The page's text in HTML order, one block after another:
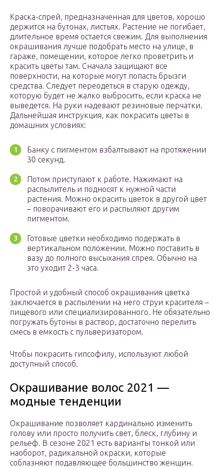
Краска-спрей, предназначенная для цветов, хорошо
держится на бутонах, листьях. Растение не погибает,
длительное время остается свежим. Для выполнения
окрашивания лучше подобрать место на улице, в
гараже, помещении, которое легко проветрить и
красить цветы там. Сначала защищают все
поверхности, на которые могут попасть брызги
средства. Следует переодеться в старую одежду,
которую будет не жалко выбросить, если краска не
выведется. На руки надевают резиновые перчатки.
Дальнейшая инструкция, как покрасить цветы в
домашних условиях:
Банку с пигментом взбалтывают на протяжении
30 секунд.
Потом приступают к работе. Нажимают на
распылитель и подносят к нужной части
растения. Можно окрасить цветок в другой цвет
– поворачивают его и распыляют другим
пигментом.
Готовые цветки необходимо подержать в
вертикальном положении. Можно поставить в
вазу до полного высыхания спрея. Обычно на
это уходит 2-3 часа.
Простой и удобный способ окрашивания цветка
заключается в распылении на него струи красителя –
пищевого или специализированного. Не обязательно
погружать бутоны в раствор, достаточно перелить
смесь в емкость с пульверизатором.
Чтобы покрасить гипсофилу, используют любой
доступный способ.
Окрашивание волос 2021 —
модные тенденции
Окрашивание позволяет кардинально изменить
голову или просто получить свет, блеск, глубину и
рельеф. В сезоне 2021 есть варианты тонкой или
наоборот, радикальной окраски, которые
соблазняют подавляющее большинство женщин.